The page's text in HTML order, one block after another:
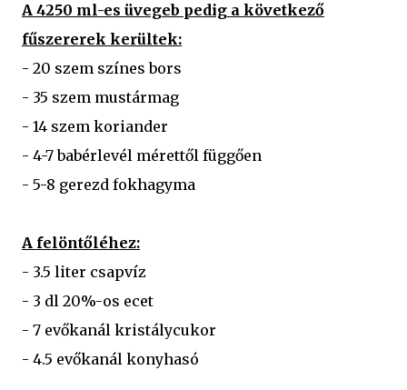
A 4250 ml-es üvegeb pedig a következő
fűszererek kerültek:
- 20 szem színes bors
- 35 szem mustármag
- 14 szem koriander
- 4-7 babérlevél mérettől függően
- 5-8 gerezd fokhagyma
A felöntőléhez:
- 3.5 liter csapvíz
- 3 dl 20%-os ecet
- 7 evőkanál kristálycukor
- 4.5 evőkanál konyhasó